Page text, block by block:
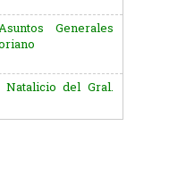
Generales
del Gral.